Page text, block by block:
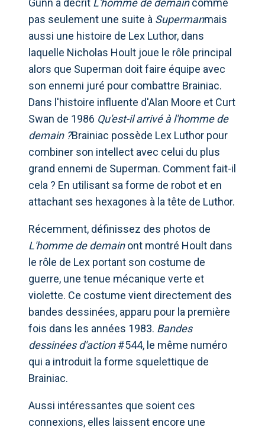
Gunn a décrit L'homme de demaincomme
pas seulement une suite à Supermanmais
aussi une histoire de Lex Luthor, dans
laquelle Nicholas Hoult joue le rôle principal
alors que Superman doit faire équipe avec
son ennemi juré pour combattre Brainiac.
Dans l'histoire influente d'Alan Moore et Curt
Swan de 1986 Qu'est-il arrivé à l'homme de
demain ?Brainiac possède Lex Luthor pour
combiner son intellect avec celui du plus
grand ennemi de Superman. Comment fait-il
cela ? En utilisant sa forme de robot et en
attachant ses hexagones à la tête de Luthor.
Récemment, définissez des photos de
L'homme de demainont montré Hoult dans
le rôle de Lex portant son costume de
guerre, une tenue mécanique verte et
violette. Ce costume vient directement des
bandes dessinées, apparu pour la première
fois dans les années 1983. Bandes
dessinées d'action#544, le même numéro
qui a introduit la forme squelettique de
Brainiac.
Aussi intéressantes que soient ces
connexions, elles laissent encore une